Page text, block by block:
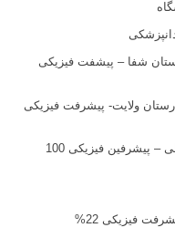
شفا – پیشفت فیزیکی
ولایت- پیشرفت فیزیکی
احداث بخش ام آر آی بیمارستان بوعلی – پیشرفین فیزیکی 100